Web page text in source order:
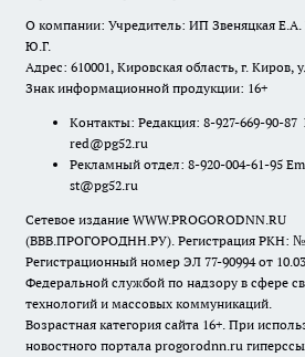
О компании: Учредитель: ИП Звеняцкая Е.А.
Ю.Г.
Адрес: 610001, Кировская область, г. Киров,
Знак информационной продукции: 16+
Контакты: Редакция: 8-927-669-90-
red@pg52.ru
Рекламный отдел: 8-920-004-61-95
st@pg52.ru
Сетевое издание WWW.PROGORODNN.RU
(ВВВ.ПРОГОРОДНН.РУ). Регистрация РКН: №:
Регистрационный номер ЭЛ 77-90994 от
Федеральной службой по надзору в сфере
технологий и массовых коммуникаций.
Возрастная категория сайта 16+. При
новостного портала progorodnn.ru